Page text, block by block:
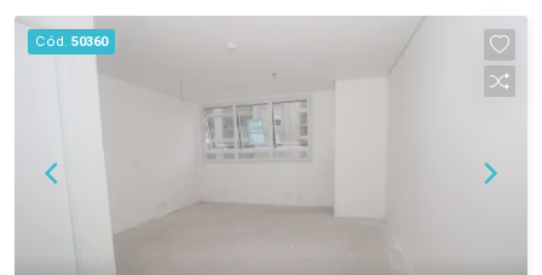
para projetos residenciais, comerciais ou de uso
misto, conforme a viabilidade urbanística.
Centro de Pelotas; Imóvel de esquina, com
excelente visibilidade; Ideal para reforma total ou
novo empreendimento; Excelente oportunidade
de investimento em uma das regiões mais
valorizadas da cidade. Entre em contato para
Cód. 50360